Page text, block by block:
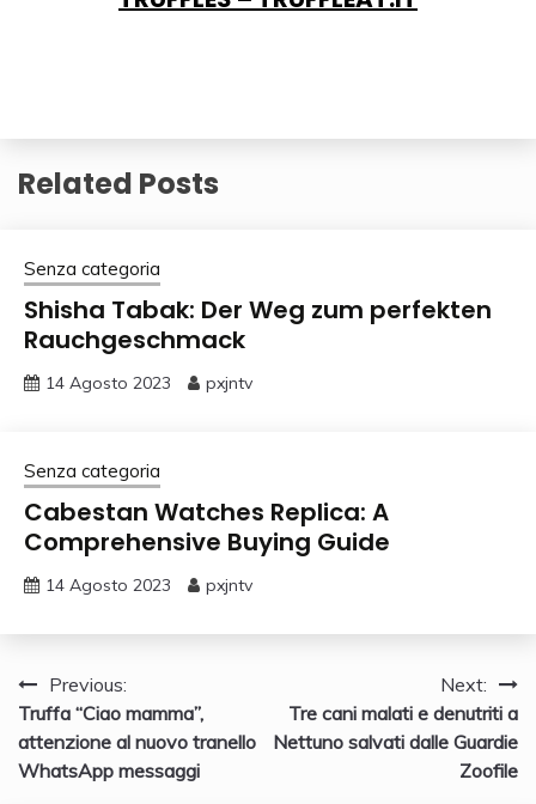
Related Posts
Senza categoria
Shisha Tabak: Der Weg zum perfekten
Rauchgeschmack
14 Agosto 2023 pxjntv
Senza categoria
Cabestan Watches Replica: A
Comprehensive Buying Guide
14 Agosto 2023 pxjntv
Navigazione
articoli
Previous:
Truffa “Ciao mamma”,
attenzione al nuovo tranello
WhatsApp messaggi
Next:
Tre cani malati e denutriti a
Nettuno salvati dalle Guardie
Zoofile